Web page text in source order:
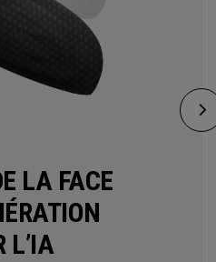
LA FACE
L’IA